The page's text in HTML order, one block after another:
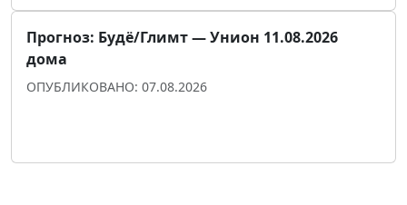
Прогноз: Будё/Глимт — Унион 11.08.2026
дома
ОПУБЛИКОВАНО: 07.08.2026